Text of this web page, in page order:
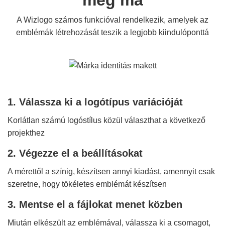
A Wizlogo számos funkcióval rendelkezik, amelyek az
emblémák létrehozását teszik a legjobb kiindulóponttá
1. Válassza ki a logótípus variációját
Korlátlan számú logóstílus közül választhat a következő
projekthez
2. Végezze el a beállításokat
A mérettől a színig, készítsen annyi kiadást, amennyit csak
szeretne, hogy tökéletes emblémát készítsen
3. Mentse el a fájlokat menet közben
Miután elkészült az emblémával, válassza ki a csomagot,